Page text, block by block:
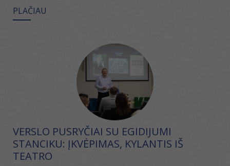
PLAČIAU
VERSLO PUSRYČIAI SU EGIDIJUMI
STANCIKU: ĮKVĖPIMAS, KYLANTIS IŠ
TEATRO